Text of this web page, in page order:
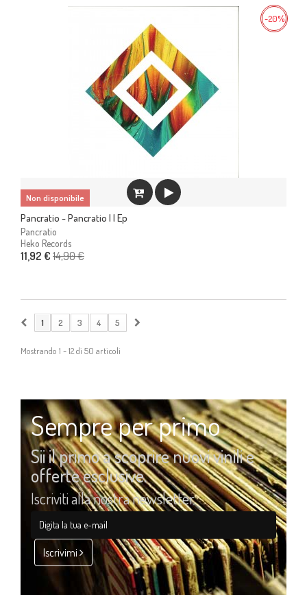
Non disponibile
Pancratio - Pancratio I I Ep
Pancratio
Heko Records
11,92 € 14,90 €
-20%
1 2 3 4 5
Mostrando 1 - 12 di 50 articoli
Sempre per primo
Sii il primo a scoprire nuovi vinili e
offerte esclusive.
Iscriviti alla nostra newsletter
Iscrivimi